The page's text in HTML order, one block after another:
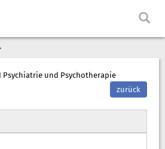
Psychiatrie und Psychotherapie
zurück